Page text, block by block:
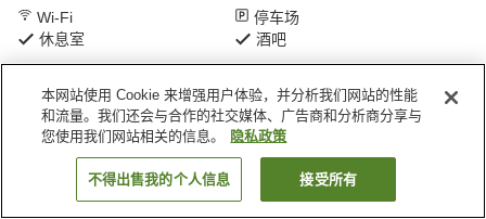
Wi-Fi
停车场
休息室
酒吧
首页 日本 东京 港区 东京王子大酒店
搜索客房
本网站使用 Cookie 来增强用户体验，并分析我们网站的性能
和流量。我们还会与合作的社交媒体、广告商和分析商分享与
您使用我们网站相关的信息。
隐私政策
不得出售我的个人信息 接受所有